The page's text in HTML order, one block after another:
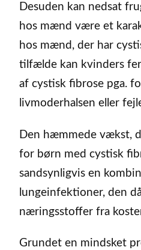
Desuden kan nedsat
hos mænd være et
hos mænd, der har
tilfælde kan kvinders
af cystisk fibrose pga.
livmoderhalsen eller
Den hæmmede vækst,
for børn med cystisk
sandsynligvis en
lungeinfektioner, den
næringsstoffer fra
Grundet en mindsket